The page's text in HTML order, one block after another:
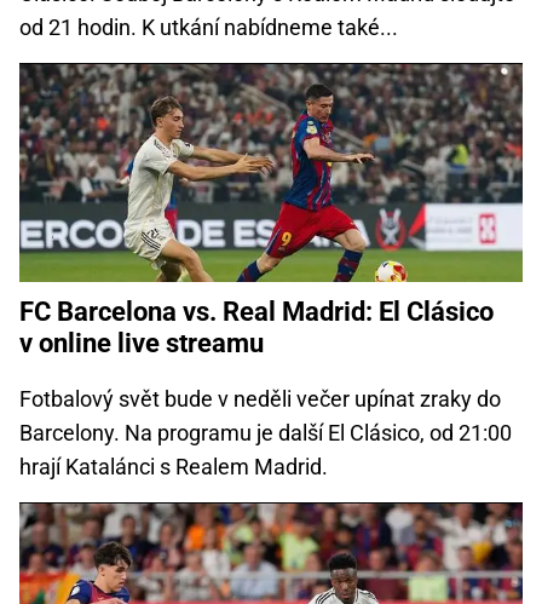
od 21 hodin. K utkání nabídneme také...
FC Barcelona vs. Real Madrid: El Clásico
v online live streamu
Fotbalový svět bude v neděli večer upínat zraky do
Barcelony. Na programu je další El Clásico, od 21:00
hrají Katalánci s Realem Madrid.